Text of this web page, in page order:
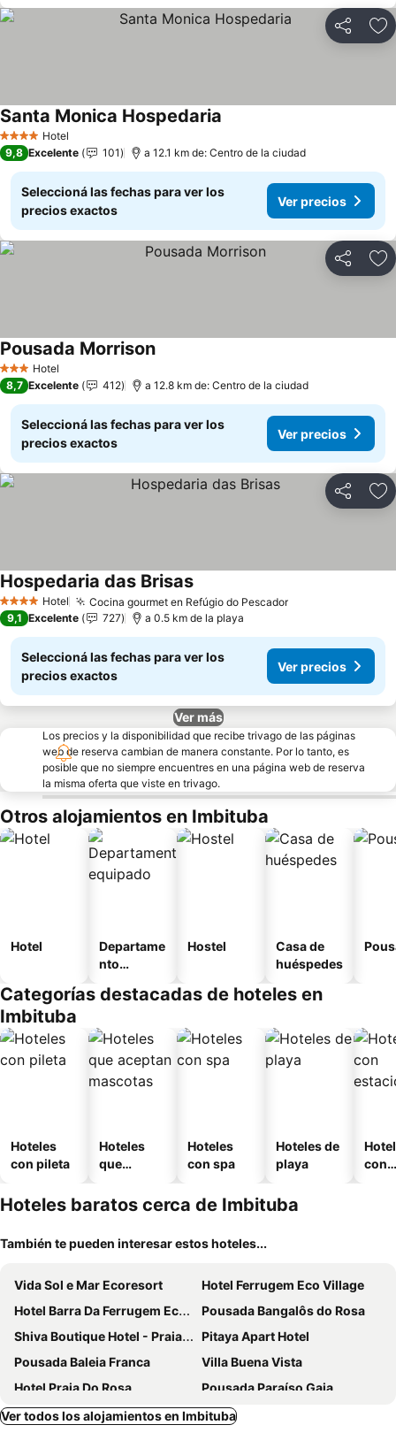
Compartir
4 EstrellasHotel
Santa Monica Hospedaria
9,8 Excelente 101 a 12.1 km de: Centro de la ciudad
Seleccioná las fechas para ver los
precios exactos
Ver precios
Compartir
3 Estrellas
Hotel
Pousada Morrison
8,7 Excelente 412 a 12.8 km de: Centro de la ciudad
Seleccioná las fechas para ver los
precios exactos
Ver precios
Compartir
4 EstrellasHotel Cocina gourmet en Refúgio do Pescador
Hospedaria das Brisas
9,1 Excelente 727 a 0.5 km de la playa
Seleccioná las fechas para ver los
precios exactos
Ver precios
Ver más
Los precios y la disponibilidad que recibe trivago de las páginas
web de reserva cambian de manera constante. Por lo tanto, es
posible que no siempre encuentres en una página web de reserva
la misma oferta que viste en trivago.
Otros alojamientos en Imbituba
Hotel
Departame
nto
Hostel
Casa de
huéspedes
Categorías destacadas de hoteles en
Imbituba
Hoteles
con pileta
Hoteles
que
mascotas
Hoteles
con spa
Hoteles de
playa
con
Hoteles baratos cerca de Imbituba
También te pueden interesar estos hoteles...
Vida Sol e Mar Ecoresort
Hotel Ferrugem Eco Village
Hotel Barra Da Ferrugem Eco Village
Pousada Bangalôs do Rosa
Shiva Boutique Hotel - Praia do Rosa
Pitaya Apart Hotel
Pousada Baleia Franca
Villa Buena Vista
Hotel Praia Do Rosa
Pousada Paraíso Gaia
Pousada Lagoa do Rosa
Fazenda Verde - Praia do Rosa
Ver todos los alojamientos en Imbituba